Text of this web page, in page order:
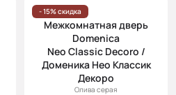
- 15% скидка
Межкомнатная дверь
Domenica
Neo Classic Decoro /
Доменика Нео Классик
Декоро
Олива серая